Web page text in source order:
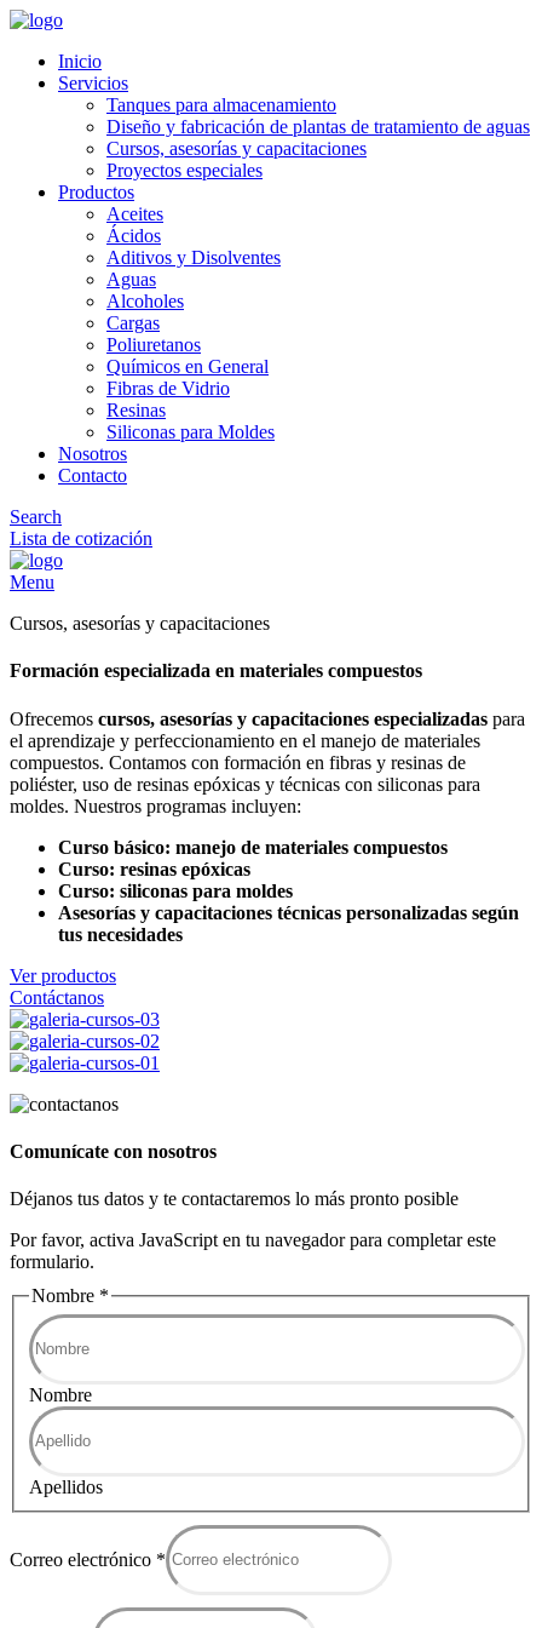
Inicio
Servicios
Tanques para almacenamiento
Diseño y fabricación de plantas de tratamiento de aguas
Cursos, asesorías y capacitaciones
Proyectos especiales
Productos
Aceites
Ácidos
Aditivos y Disolventes
Aguas
Alcoholes
Cargas
Poliuretanos
Químicos en General
Fibras de Vidrio
Resinas
Siliconas para Moldes
Nosotros
Contacto
Search
Lista de cotización
Menu
Cursos, asesorías y capacitaciones
Formación especializada en materiales compuestos
Ofrecemos cursos, asesorías y capacitaciones especializadas para
el aprendizaje y perfeccionamiento en el manejo de materiales
compuestos. Contamos con formación en fibras y resinas de
poliéster, uso de resinas epóxicas y técnicas con siliconas para
moldes. Nuestros programas incluyen:
Curso básico: manejo de materiales compuestos
Curso: resinas epóxicas
Curso: siliconas para moldes
Asesorías y capacitaciones técnicas personalizadas según
tus necesidades
Ver productos
Contáctanos
Comunícate con nosotros
Déjanos tus datos y te contactaremos lo más pronto posible
Por favor, activa JavaScript en tu navegador para completar este
formulario.
Nombre *
Nombre
Apellidos
Correo electrónico *